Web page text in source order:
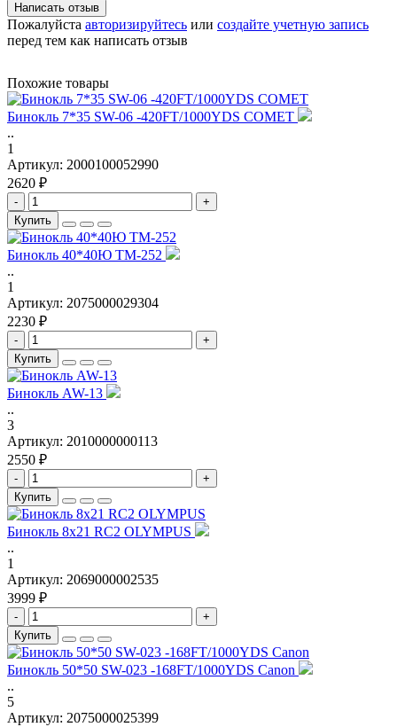
Написать отзыв
Пожалуйста авторизируйтесь или создайте учетную запись
перед тем как написать отзыв
Похожие товары
Бинокль 7*35 SW-06 -420FT/1000YDS COMET
..
1
Артикул: 2000100052990
2620 ₽
-
+
Купить
Бинокль 40*40Ю TM-252
..
1
Артикул: 2075000029304
2230 ₽
-
+
Купить
Бинокль AW-13
..
3
Артикул: 2010000000113
2550 ₽
-
+
Купить
Бинокль 8x21 RC2 OLYMPUS
..
1
Артикул: 2069000002535
3999 ₽
-
+
Купить
Бинокль 50*50 SW-023 -168FT/1000YDS Canon
..
5
Артикул: 2075000025399